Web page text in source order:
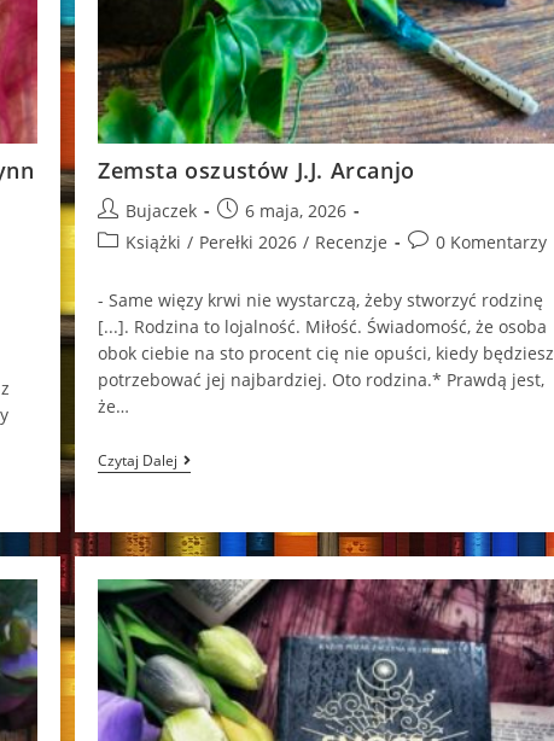
Zemsta oszustów J.J. Arcanjo
Post
author:
Bujaczek
Post
published:
6 maja, 2026
PostKsiążki / Perełki 2026 / Recenzje
Post0 Komentarzy
- Same więzy krwi nie wystarczą, żeby stworzyć rodzinę
[...]. Rodzina to lojalność. Miłość. Świadomość, że osoba
obok ciebie na sto procent cię nie opuści, kiedy będziesz
potrzebować jej najbardziej. Oto rodzina.* Prawdą jest,
że…
Czytaj Dalej Zemsta
Oszustów